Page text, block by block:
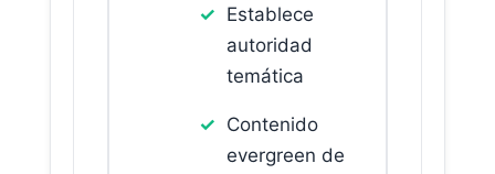
Establece
autoridad
temática
Contenido
evergreen de